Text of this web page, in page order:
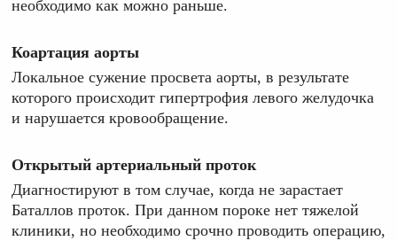
необходимо как можно раньше.
Коартация аорты
Локальное сужение просвета аорты, в результате
которого происходит гипертрофия левого желудочка
и нарушается кровообращение.
Открытый артериальный проток
Диагностируют в том случае, когда не зарастает
Баталлов проток. При данном пороке нет тяжелой
клиники, но необходимо срочно проводить операцию,